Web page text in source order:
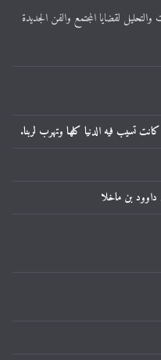
لقضايا المجتمع والفن الجديدة
تسيب فيه الدنيا كلها وتهرب لربنا.
داوود بن ماخلا